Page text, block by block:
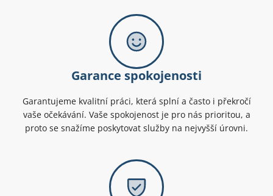
Garance spokojenosti
Garantujeme kvalitní práci, která splní a často i překročí
vaše očekávání. Vaše spokojenost je pro nás prioritou, a
proto se snažíme poskytovat služby na nejvyšší úrovni.